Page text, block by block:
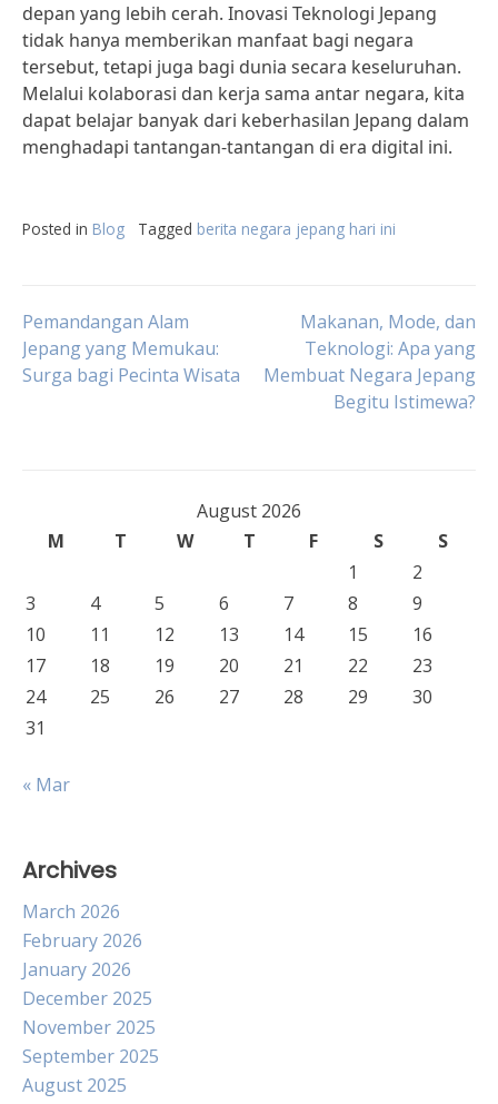
depan yang lebih cerah. Inovasi Teknologi Jepang
tidak hanya memberikan manfaat bagi negara
tersebut, tetapi juga bagi dunia secara keseluruhan.
Melalui kolaborasi dan kerja sama antar negara, kita
dapat belajar banyak dari keberhasilan Jepang dalam
menghadapi tantangan-tantangan di era digital ini.
Posted in Blog Tagged berita negara jepang hari ini
Post
navigation
Pemandangan Alam
Jepang yang Memukau:
Surga bagi Pecinta Wisata
Makanan, Mode, dan
Teknologi: Apa yang
Membuat Negara Jepang
Begitu Istimewa?
August 2026
M
T W T F S
S
1
2
3
4 5 6 7 8
9
10
11 12 13 14 15
16
17
18 19 20 21 22
23
24
25 26 27 28 29
30
31
« Mar
Archives
March 2026
February 2026
January 2026
December 2025
November 2025
September 2025
August 2025